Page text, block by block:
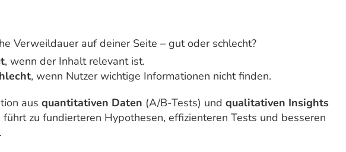
Verweildauer auf deiner Seite – gut oder schlecht?
, wenn der Inhalt relevant ist.
, wenn Nutzer wichtige Informationen nicht finden.
aus quantitativen Daten (A/B-Tests) und qualitativen Insights
führt zu fundierteren Hypothesen, effizienteren Tests und besseren